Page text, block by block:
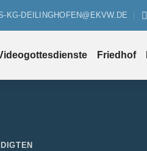
KG-DEILINGHOFEN@EKVW.DE
Friedhof